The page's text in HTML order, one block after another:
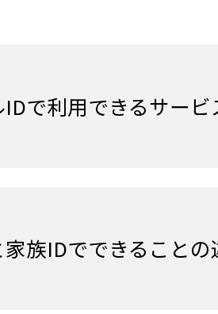
で利用できるサー
族IDでできることの